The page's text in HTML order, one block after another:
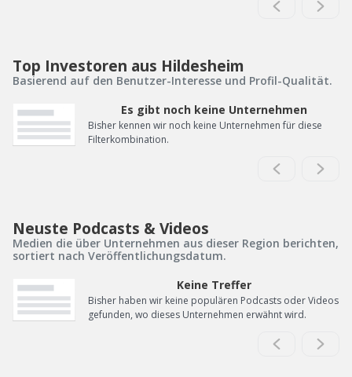
Top Investoren aus Hildesheim
Basierend auf den Benutzer-Interesse und Profil-Qualität.
Es gibt noch keine Unternehmen
Bisher kennen wir noch keine Unternehmen für diese
Filterkombination.
Neuste Podcasts & Videos
Medien die über Unternehmen aus dieser Region berichten,
sortiert nach Veröffentlichungsdatum.
Keine Treffer
Bisher haben wir keine populären Podcasts oder Videos
gefunden, wo dieses Unternehmen erwähnt wird.